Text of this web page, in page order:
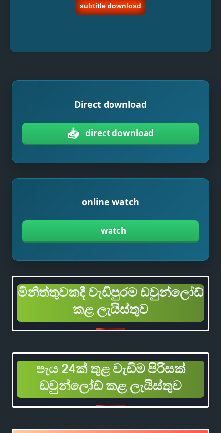
subtitle download
Direct download
📥 direct download
online watch
watch
මිනිත්තුවකදී වැඩිපුරම ඩවුන්ලෝඩ්
කළ ලැයිස්තුව
පැය 24ක් තුළ වැඩිම පිරිසක්
ඩවුන්ලෝඩ් කළ ලැයිස්තුව